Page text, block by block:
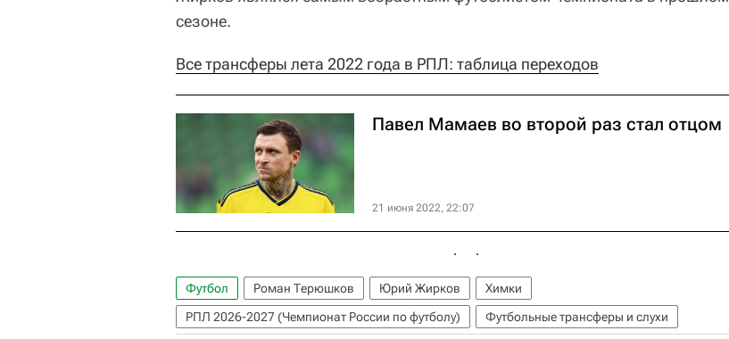
сезоне.
Все трансферы лета 2022 года в РПЛ: таблица переходов
Павел Мамаев во второй раз стал отцом
21 июня 2022, 22:07
Футбол Роман Терюшков Юрий Жирков
Химки
РПЛ 2026-2027 (Чемпионат России по футболу)
Футбольные трансферы и слухи